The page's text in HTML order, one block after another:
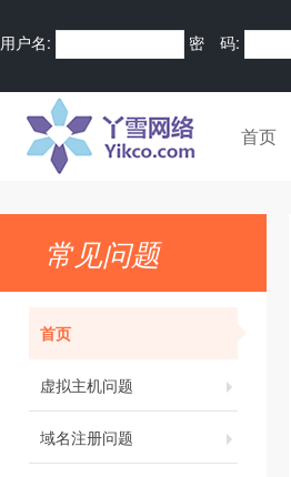
用户名: 密 码:
首页
常见问题
首页
虚拟主机问题
域名注册问题